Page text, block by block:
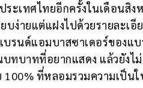
เทศไทยอีกครั้งในเดือนสิง
บง่ายแต่แฝงไปด้วยรายละเ
รนด์แอมบาสซาเดอร์ของแ
ทบาทที่อยากแสดง แล้วยังไม่
ที่หลอมรวมความเป็น